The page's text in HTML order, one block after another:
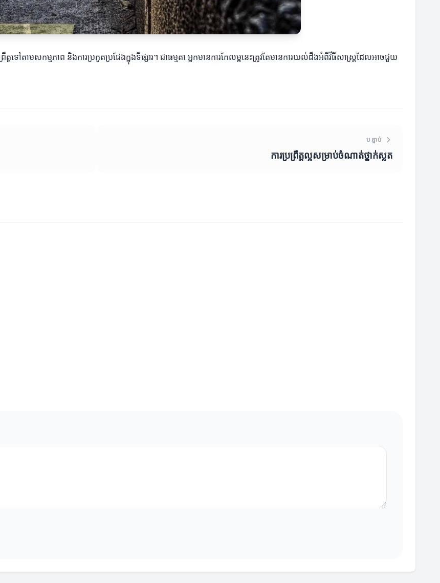
ត្តទៅតាមសកម្មភាព និងការប្រកួតប្រជែងក្នុងទីផ្សារ។ ជាធម្មតា អ្នកមានការកែលម្អនេះត្រូវតែមានការយល់ដឹងអំពីវីធីសាស្ត្រដែលអាចជួយ
បន្ទាប់
ការប្រព្រឹត្តល្អសម្រាប់ចំណាត់ថ្នាក់ស្លត